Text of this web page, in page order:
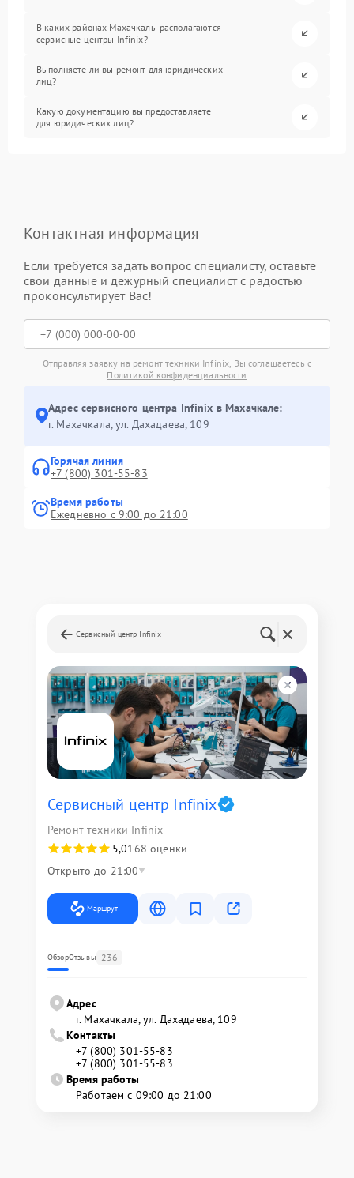
В каких районах Махачкалы располагаются
сервисные центры Infinix?
Выполняете ли вы ремонт для юридических
лиц?
Какую документацию вы предоставляете
для юридических лиц?
Контактная информация
Если требуется задать вопрос специалисту, оставьте
свои данные и дежурный специалист с радостью
проконсультирует Вас!
Отправляя заявку на ремонт техники Infinix, Вы соглашаетесь с
Политикой конфиденциальности
Адрес сервисного центра Infinix в Махачкале:
г. Махачкала, ул. Дахадаева, 109
Горячая линия
+7 (800) 301-55-83
Время работы
Ежедневно с 9:00 до 21:00
Сервисный центр Infinix
Сервисный центр Infinix
Ремонт техники Infinix
5,0168 оценки
Открыто до 21:00
Маршрут
ОбзорОтзывы 236
Адрес
г. Махачкала, ул. Дахадаева, 109
Контакты
+7 (800) 301-55-83
+7 (800) 301-55-83
Время работы
Работаем с 09:00 до 21:00